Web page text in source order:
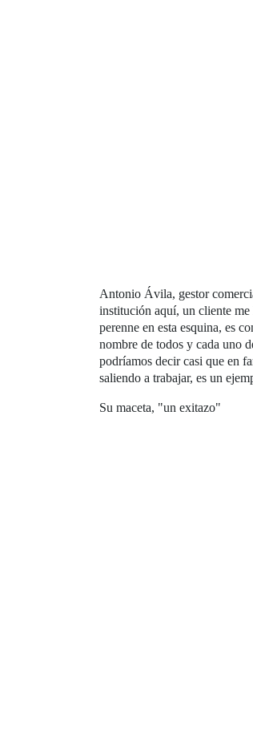
Antonio Ávila, gestor
institución aquí, un cliente me
perenne en esta esquina, es
nombre de todos y cada uno
podríamos decir casi que en
saliendo a trabajar, es un
Su maceta, "un exitazo"